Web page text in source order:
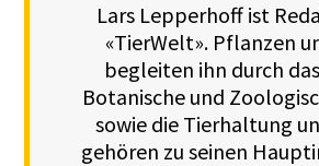
Lars Lepperhoff ist
«TierWelt». Pflanzen
begleiten ihn durch
Botanische und
sowie die Tierhaltung
gehören zu seinen